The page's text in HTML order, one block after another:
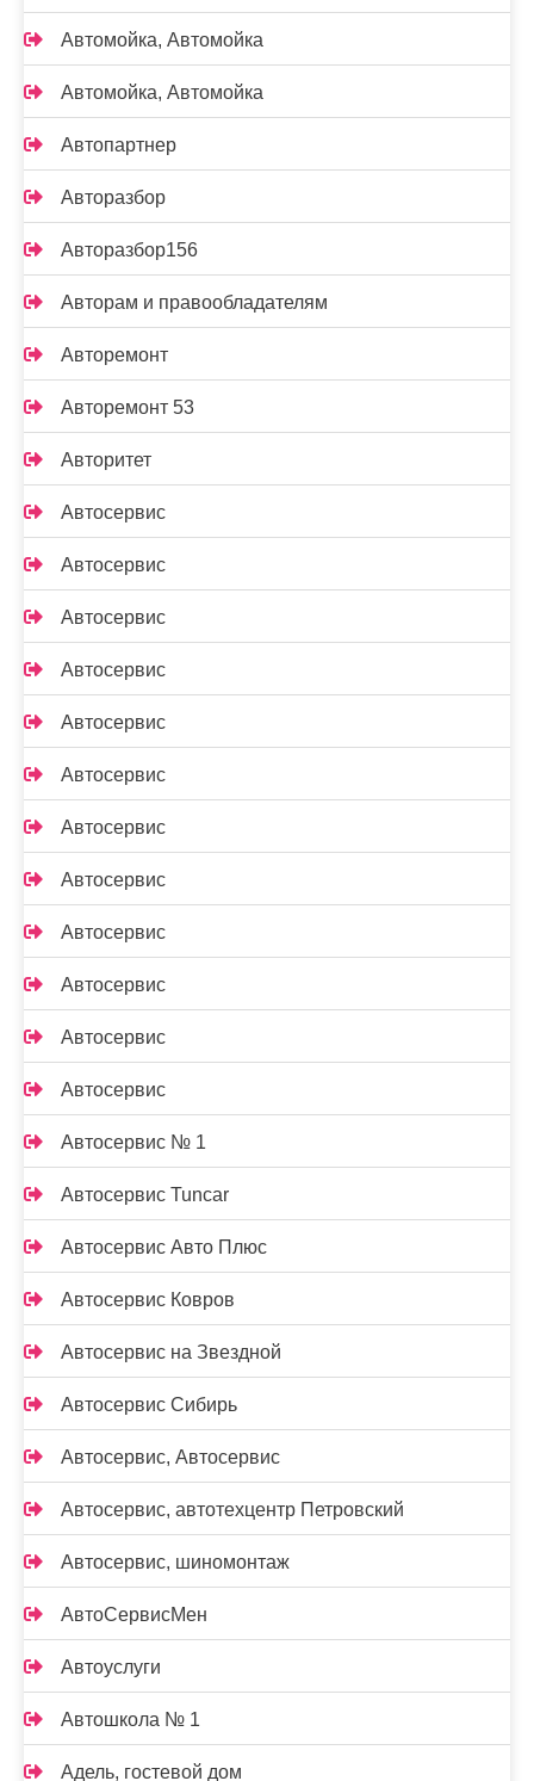
Автомойка, Автомойка
Автомойка, Автомойка
Автопартнер
Авторазбор
Авторазбор156
Авторам и правообладателям
Авторемонт
Авторемонт 53
Авторитет
Автосервис
Автосервис
Автосервис
Автосервис
Автосервис
Автосервис
Автосервис
Автосервис
Автосервис
Автосервис
Автосервис
Автосервис
Автосервис № 1
Автосервис Tuncar
Автосервис Авто Плюс
Автосервис Ковров
Автосервис на Звездной
Автосервис Сибирь
Автосервис, Автосервис
Автосервис, автотехцентр Петровский
Автосервис, шиномонтаж
АвтоСервисМен
Автоуслуги
Автошкола № 1
Адель, гостевой дом